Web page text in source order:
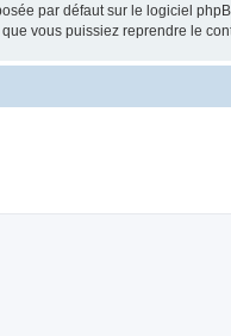
par défaut sur le logiciel
vous puissiez reprendre le